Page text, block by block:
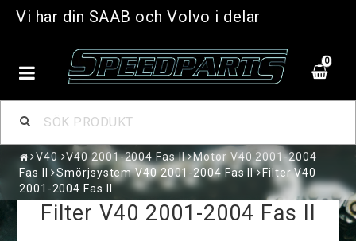
Vi har din SAAB och Volvo i delar
0
V40 V40 2001-2004 Fas II
Motor V40 2001-2004
Fas II
Smörjsystem V40 2001-2004 Fas II
Filter V40
2001-2004 Fas II
Filter V40 2001-2004 Fas II